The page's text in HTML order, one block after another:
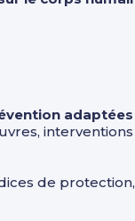
adaptées
de protection,